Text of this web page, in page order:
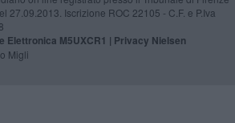
27.09.2013. Iscrizione ROC 22105 - C.F. e P.Iva
Elettronica M5UXCR1 | Privacy Nielsen
Migli